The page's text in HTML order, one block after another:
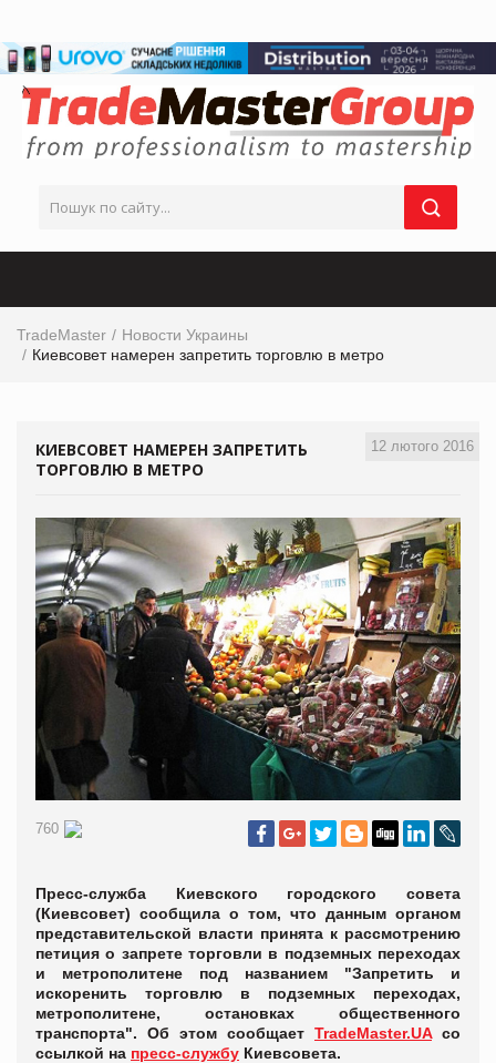
TradeMaster
Новости Украины
Киевсовет намерен запретить торговлю в метро
12 лютого 2016
КИЕВСОВЕТ НАМЕРЕН ЗАПРЕТИТЬ
ТОРГОВЛЮ В МЕТРО
760
Пресс-служба Киевского городского совета
(Киевсовет) сообщила о том, что данным органом
представительской власти принята к рассмотрению
петиция о запрете торговли в подземных переходах
и метрополитене под названием "Запретить и
искоренить торговлю в подземных переходах,
метрополитене, остановках общественного
транспорта". Об этом сообщает TradeMaster.UAсо
ссылкой на пресс-службу Киевсовета.